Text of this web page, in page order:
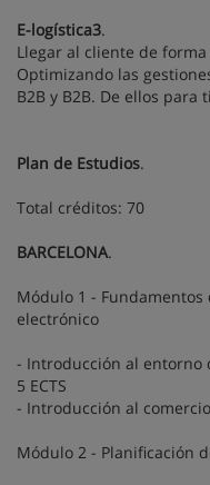
E-logística3.
Llegar al cliente de
Optimizando las
B2B y B2B. De ellos para
Plan de Estudios.
Total créditos: 70
BARCELONA.
Módulo 1 -
electrónico
- Introducción al entorno
5 ECTS
- Introducción al
Módulo 2 - Planificación